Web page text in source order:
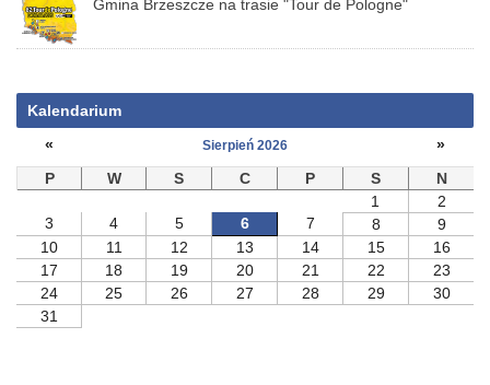
Gmina Brzeszcze na trasie "Tour de Pologne"
Kalendarium
«
Sierpień 2026
»
P
W S C P S
N
1
2
3
4 5 6 7 8
9
10
11 12 13 14 15
16
17
18 19 20 21 22
23
24
25 26 27 28 29
30
31